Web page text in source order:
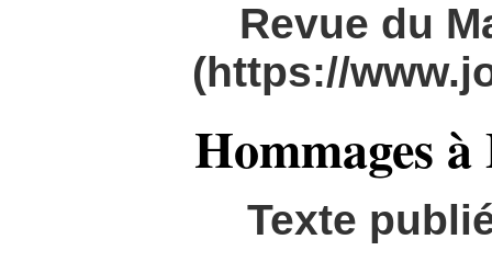
Revue du
(https://
Hommages
Texte